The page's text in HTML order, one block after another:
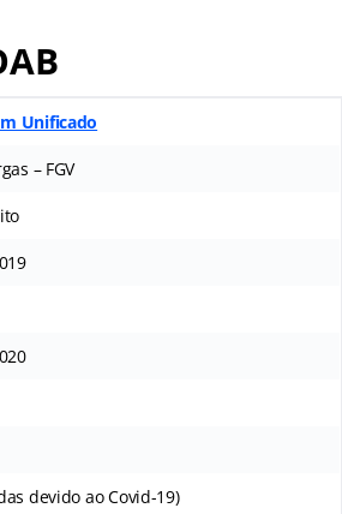
Unificado
– FGV
devido ao Covid-19)